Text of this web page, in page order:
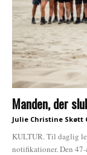
Manden, der
Julie Christine Skøtt
KULTUR. Til daglig
notifikationer. Den